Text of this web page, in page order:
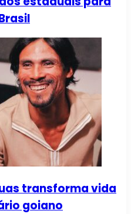
transforma vida
goiano